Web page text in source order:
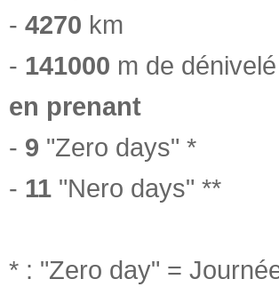
- 4270 km
- 141000 m de
en prenant
- 9 "Zero days" *
- 11 "Nero days" **
* : "Zero day" =